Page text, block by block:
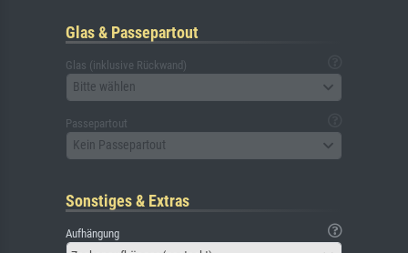
Glas & Passepartout
Glas (inklusive Rückwand)
Bitte wählen
Passepartout
Kein Passepartout
Sonstiges & Extras
Aufhängung